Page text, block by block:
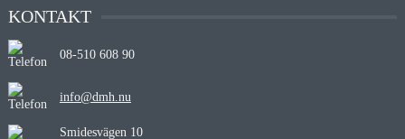
KONTAKT
08-510 608 90
info@dmh.nu
Smidesvägen 10